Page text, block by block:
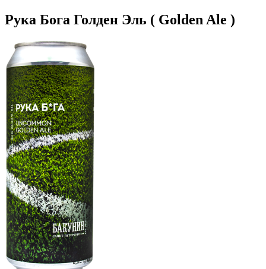
Рука Бога Голден Эль ( Golden Ale )